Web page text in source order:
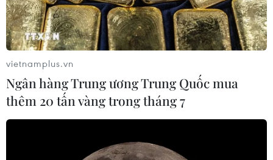
vietnamplus.vn
Ngân hàng Trung ương Trung Quốc mua
thêm 20 tấn vàng trong tháng 7